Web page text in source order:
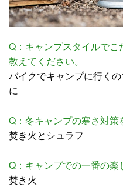
Q：キャンプスタイルで
教えてください。
バイクでキャンプに行く
に
Q：冬キャンプの寒さ対策
焚き火とシュラフ
Q：キャンプでの一番の楽
焚き火